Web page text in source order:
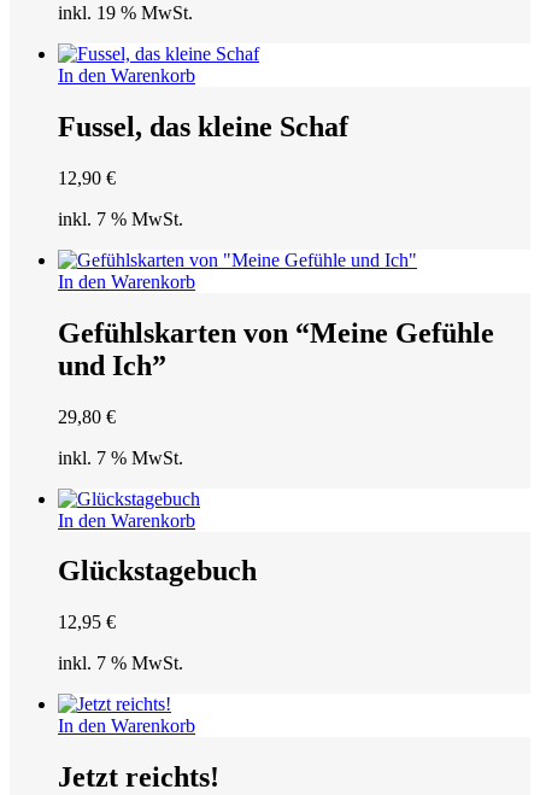
inkl. 19 % MwSt.
In den Warenkorb
Fussel, das kleine Schaf
12,90 €
inkl. 7 % MwSt.
In den Warenkorb
Gefühlskarten von “Meine Gefühle
und Ich”
29,80 €
inkl. 7 % MwSt.
In den Warenkorb
Glückstagebuch
12,95 €
inkl. 7 % MwSt.
In den Warenkorb
Jetzt reichts!